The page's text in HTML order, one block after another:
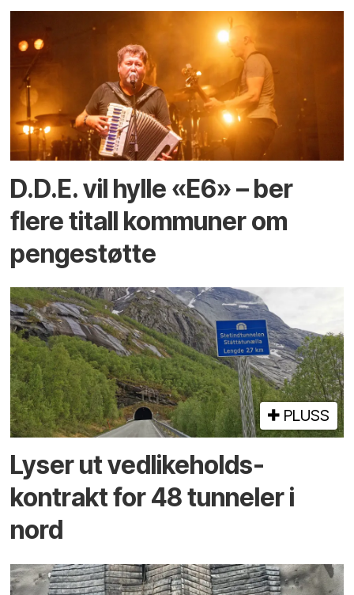
D.D.E. vil hylle «E6» – ber
flere titall kommuner om
pengestøtte
PLUSS
Lyser ut vedlikeholds­
kontrakt for 48 tunneler i
nord